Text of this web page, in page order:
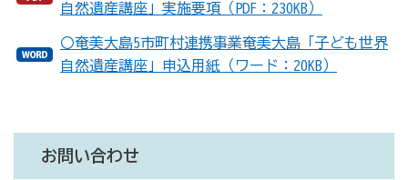
自然遺産講座」実施要項（PDF：230KB）
〇奄美大島5市町村連携事業奄美大島「子ども世界
自然遺産講座」申込用紙（ワード：20KB）
お問い合わせ